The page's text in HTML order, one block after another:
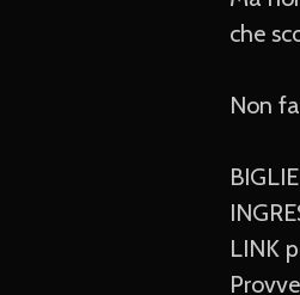
che
Non
LINK